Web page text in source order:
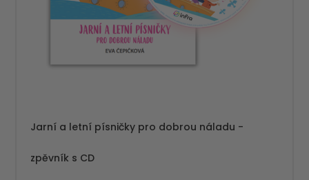
Jarní a letní písničky pro dobrou náladu -
zpěvník s CD